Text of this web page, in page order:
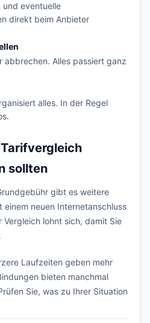
und eventuelle
direkt beim Anbieter
abbrechen. Alles passiert ganz
alles. In der Regel
sollten
gibt es weitere
einem neuen Internetanschluss
Vergleich lohnt sich, damit Sie
Laufzeiten geben mehr
bieten manchmal
Sie, was zu Ihrer Situation